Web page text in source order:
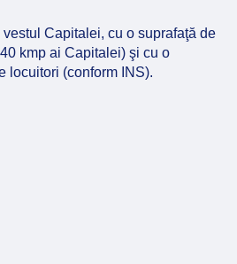
Capitalei, cu o suprafaţă de
kmp ai Capitalei) şi cu o
locuitori (conform INS).